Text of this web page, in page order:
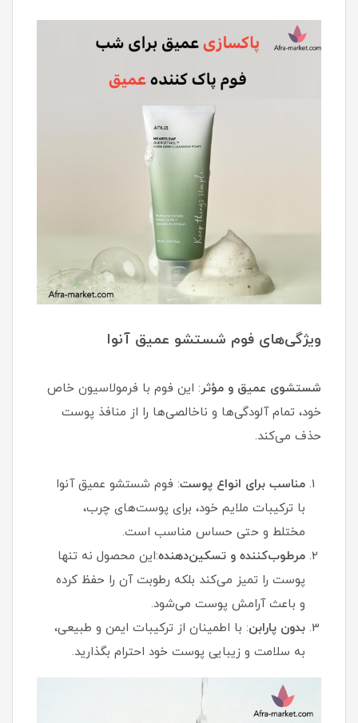
ویژگی‌های فوم شستشو عمیق آنوا
شستشوی عمیق و مؤثر: این فوم با فرمولاسیون خاص
خود، تمام آلودگی‌ها و ناخالصی‌ها را از منافذ پوست
حذف می‌کند.
مناسب برای انواع پوست: فوم شستشو عمیق آنوا
با ترکیبات ملایم خود، برای پوست‌های چرب،
مختلط و حتی حساس مناسب است.
مرطوب‌کننده و تسکین‌دهنده:این محصول نه تنها
پوست را تمیز می‌کند بلکه رطوبت آن را حفظ کرده
و باعث آرامش پوست می‌شود.
بدون پارابن: با اطمینان از ترکیبات ایمن و طبیعی،
به سلامت و زیبایی پوست خود احترام بگذارید.